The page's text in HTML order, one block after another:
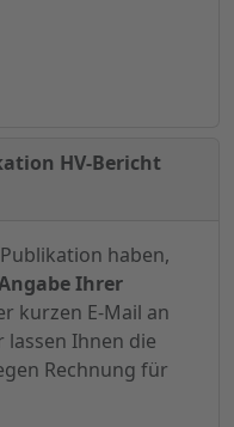
HV-Bericht
haben,
Ihrer
kurzen E-Mail an
lassen Ihnen die
Rechnung für